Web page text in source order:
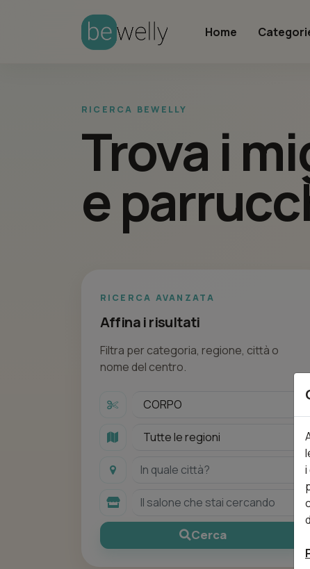
Home
RICERCA BEWELLY
Trova i
e
RICERCA AVANZATA
Affina i risultati
Filtra per categoria, regione, città o
nome del centro.
Cerca
i